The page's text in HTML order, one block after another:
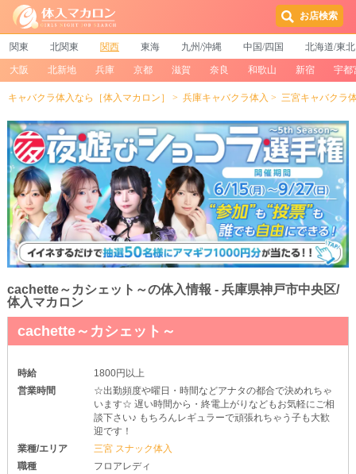
お店検索
関東 北関東 関西 東海 九州/沖縄 中国/四国 北海道/東北
大阪 北新地 兵庫 京都 滋賀 奈良 和歌山 新宿 宇都
キャバクラ体入なら［体入マカロン］ 兵庫キャバクラ体入 三宮キャバクラ
cachette～カシェット～の体入情報 - 兵庫県神戸市中央区/
体入マカロン
cachette～カシェット～
時給
1800円以上
営業時間
☆出勤頻度や曜日・時間などアナタの都合で決めれちゃ
います☆ 遅い時間から・終電上がりなどもお気軽にご相
談下さい♪ もちろんレギュラーで頑張れちゃう子も大歓
迎です！
業種/エリア
三宮 スナック体入
職種
フロアレディ